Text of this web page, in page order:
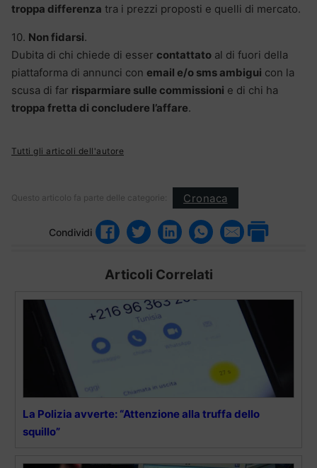
troppa differenza tra i prezzi proposti e quelli di mercato.
10. Non fidarsi.
Dubita di chi chiede di esser contattato al di fuori della
piattaforma di annunci con email e/o sms ambigui con la
scusa di far risparmiare sulle commissioni e di chi ha
troppa fretta di concludere l’affare.
Tutti gli articoli dell'autore
Questo articolo fa parte delle categorie: Cronaca
Condividi
Articoli Correlati
La Polizia avverte: “Attenzione alla truffa dello
squillo”